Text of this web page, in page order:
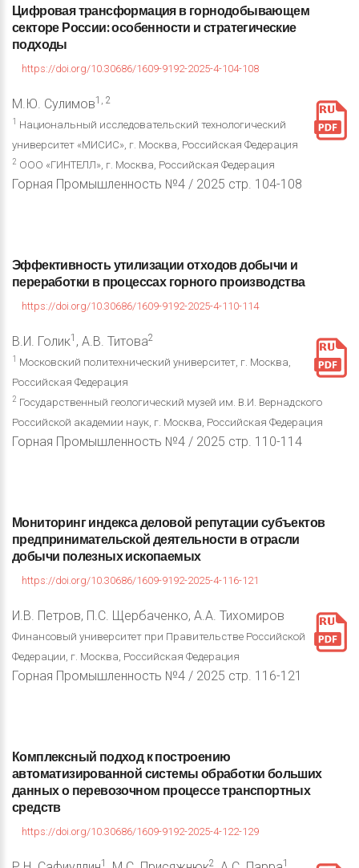
Цифроваятрансформациявгорнодобывающем
сектореРоссии:особенности истратегические
подходы
https://doi.org/10.30686/1609-9192-2025-4-104-108
М.Ю. Сулимов1, 2
1
Национальный исследовательский технологический
университет «МИСИС», г. Москва, Российская Федерация
2 ООО «ГИНТЕЛЛ», г. Москва, Российская Федерация
Горная Промышленность №4 / 2025 стр. 104-108
Эффективностьутилизацииотходовдобычи и
переработки в процессах горногопроизводства
https://doi.org/10.30686/1609-9192-2025-4-110-114
В.И. Голик1 , А.В. Титова2
1
Московский политехнический университет, г. Москва,
Российская Федерация
2 Государственный геологический музей им. В.И. Вернадского
Российской академии наук, г. Москва, Российская Федерация
Горная Промышленность №4 / 2025 стр. 110-114
Мониторингиндексаделовой репутациисубъектов
предпринимательскойдеятельности вотрасли
добычи полезныхископаемых
https://doi.org/10.30686/1609-9192-2025-4-116-121
И.В. Петров, П.С. Щербаченко, А.А. Тихомиров
Финансовый университет при Правительстве Российской
Федерации, г. Москва, Российская Федерация
Горная Промышленность №4 / 2025 стр. 116-121
Комплексный подход кпостроению
автоматизированнойсистемыобработкибольших
данныхо перевозочном процессетранспортных
средств
https://doi.org/10.30686/1609-9192-2025-4-122-129
1 2 1